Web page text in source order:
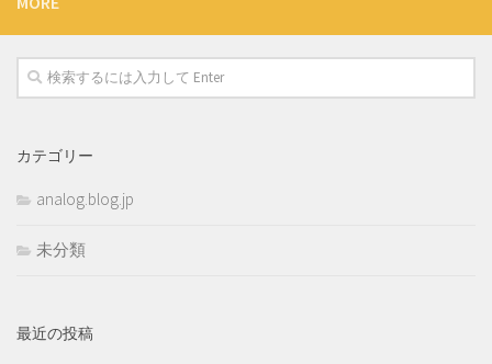
カテゴリー
analog.blog.jp
未分類
最近の投稿